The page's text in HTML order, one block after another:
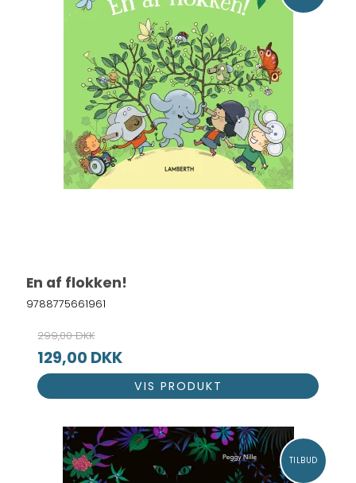
En af flokken!
9788775661961
299,00 DKK
129,00 DKK
VIS PRODUKT
TILBUD